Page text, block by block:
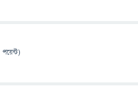
পয়েন্ট)